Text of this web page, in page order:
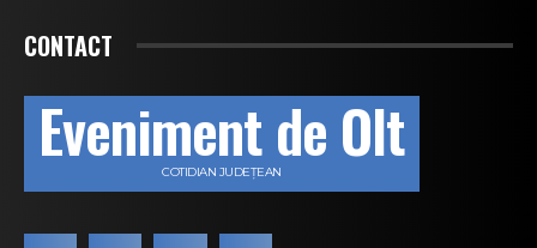
CONTACT
Eveniment de Olt
COTIDIAN JUDEȚEAN